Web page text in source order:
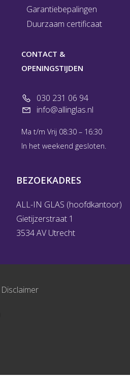
Garantiebepalingen
Duurzaam certificaat
CONTACT &
OPENINGSTIJDEN
030 231 06 94
info@allinglas.nl
Ma t/m Vrij 08:30 – 16:30
In het weekend gesloten.
BEZOEKADRES
ALL-IN GLAS (hoofdkantoor)
Gietijzerstraat 1
3534 AV Utrecht
Disclaimer